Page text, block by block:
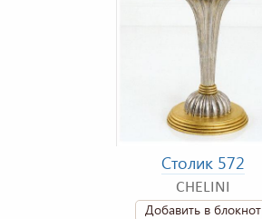
Столик 572
CHELINI
Добавить в блокнот